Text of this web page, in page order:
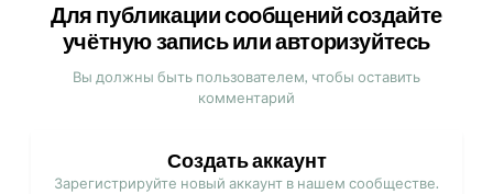
Для публикации сообщений создайте
учётную запись или авторизуйтесь
Вы должны быть пользователем, чтобы оставить
комментарий
Создать аккаунт
Зарегистрируйте новый аккаунт в нашем сообществе.